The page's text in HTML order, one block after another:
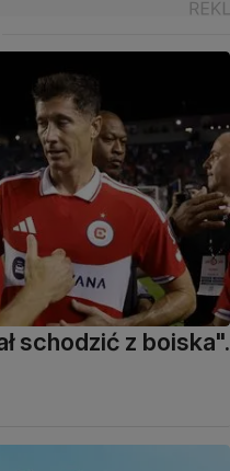
schodzić z boiska".